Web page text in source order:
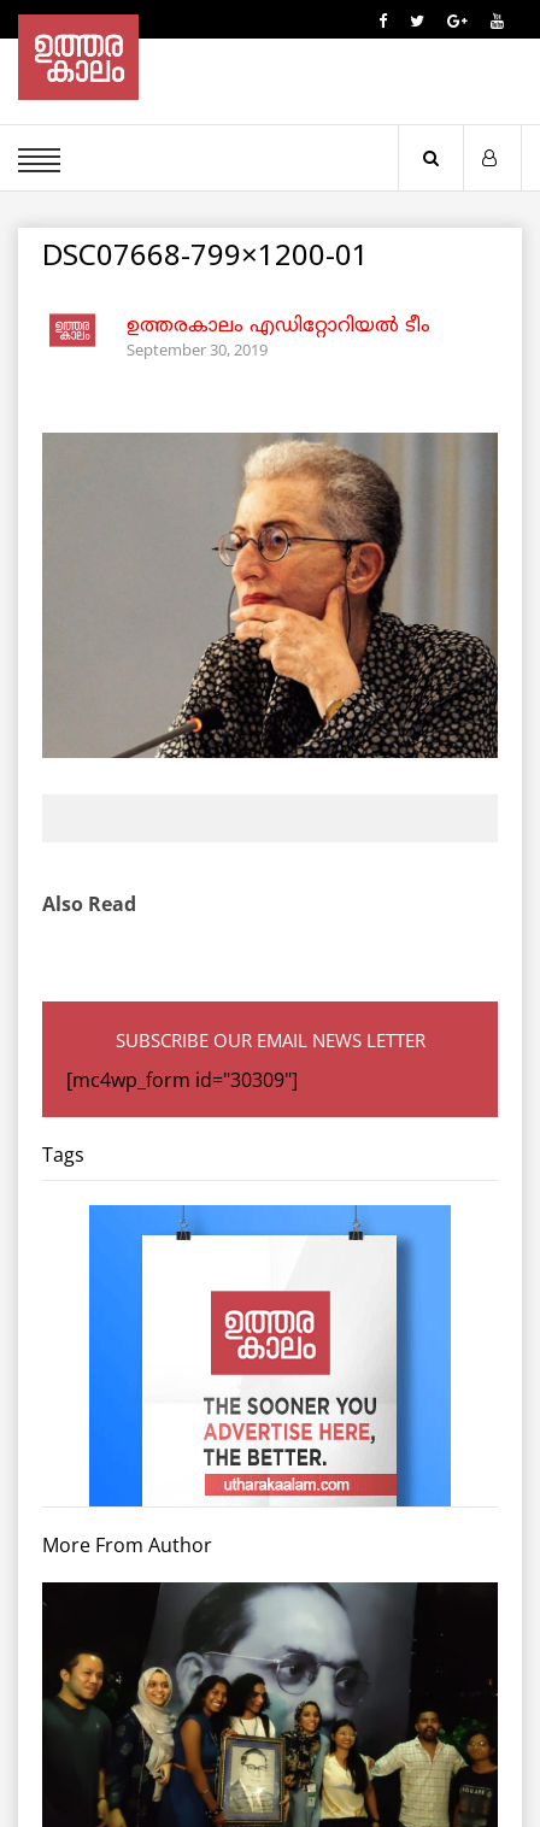
DSC07668-799×1200-01
ഉത്തരകാലം എഡിറ്റോറിയല്‍ ടീം
September 30, 2019
Also Read
SUBSCRIBE OUR EMAIL NEWS LETTER
[mc4wp_form id="30309"]
Tags
More From Author